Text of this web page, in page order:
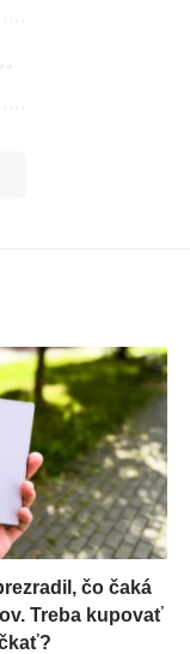
čo čaká
Treba kupovať